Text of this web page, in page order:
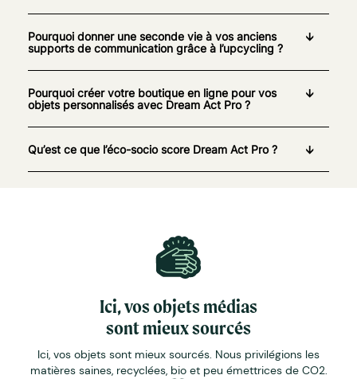
Pourquoi donner une seconde vie à vos anciens
supports de communication grâce à l’upcycling ?
Pourquoi créer votre boutique en ligne pour vos
objets personnalisés avec Dream Act Pro ?
Qu’est ce que l’éco-socio score Dream Act Pro ?
Ici, vos objets médias
sont mieux sourcés
Ici, vos objets sont mieux sourcés. Nous privilégions les
matières saines, recyclées, bio et peu émettrices de CO2.